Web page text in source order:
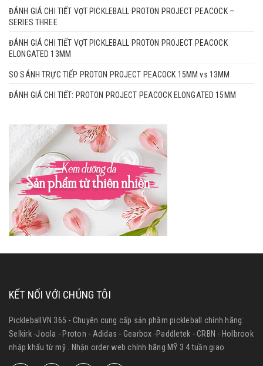
ĐÁNH GIÁ CHI TIẾT VỢT PICKLEBALL PROTON PROJECT PEACOCK –
SERIES THREE
ĐÁNH GIÁ CHI TIẾT VỢT PICKLEBALL PROTON PROJECT PEACOCK
ELONGATED 13MM
SO SÁNH TRỰC TIẾP PROTON PROJECT PEACOCK 15MM vs 13MM
ĐÁNH GIÁ CHI TIẾT: PROTON PROJECT PEACOCK ELONGATED 15MM
KẾT NỐI VỚI CHÚNG TÔI
PickleballVN 365 - Chuyên cung cấp sản phầm pickleball chính hãng:
Selkirk -Joola - Proton - Adidas - Gearbox -Paddletek - CRBN - Holbrook
nhập khẩu từ mỹ . Nhận order web chính hãng MỸ 3 4 tuần giao